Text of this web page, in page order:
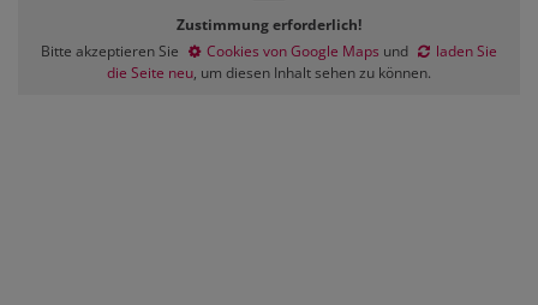
Zustimmung erforderlich!
Bitte akzeptieren Sie
Cookies von Google Maps und
laden Sie
die Seite neu, um diesen Inhalt sehen zu können.